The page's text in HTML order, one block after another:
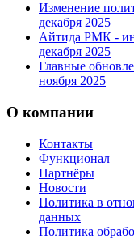
Изменение
декабря 2025
Айтида РМК -
декабря 2025
Главные
ноября 2025
О компании
Контакты
Функционал
Партнёры
Новости
Политика в
данных
Политика